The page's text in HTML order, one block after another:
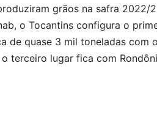
grãos na safra 2022/
o Tocantins configura o
de quase 3 mil toneladas com
terceiro lugar fica com